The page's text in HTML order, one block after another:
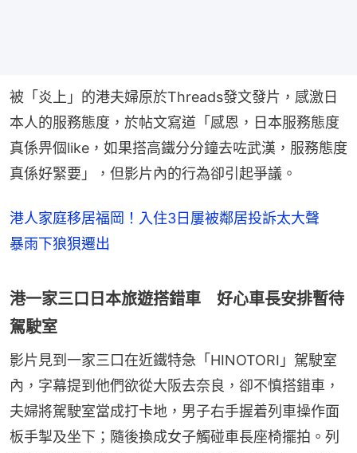
被「炎上」的港夫婦原於Threads發文發片，感激日
本人的服務態度，於帖文寫道「感恩，日本服務態度
真係畀個like，如果搭高鐵分分鐘去咗武漢，服務態度
真係好緊要」，但影片內的行為卻引起爭議。
港人家庭移居福岡！入住3日屢被鄰居投訴太大聲
暴雨下狼狽遷出
港一家三口日本旅遊搭錯車 好心車長安排暫待
駕駛室
影片見到一家三口在近鐵特急「HINOTORI」駕駛室
內，字幕提到他們欲從大阪去奈良，卻不慎搭錯車，
夫婦將駕駛室當成打卡地，男子右手握着列車操作面
板手掣及坐下；隨後換成女子觸碰車長座椅擺拍。列